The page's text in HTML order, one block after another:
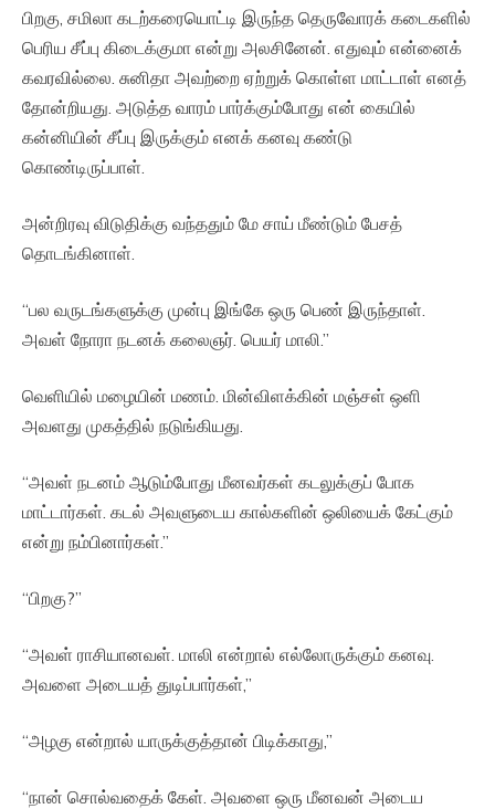
பிறகு, சமிலா கடற்கரையொட்டி இருந்த தெருவோரக் கடைகளில்
பெரிய சீப்பு கிடைக்குமா என்று அலசினேன். எதுவும் என்னைக்
கவரவில்லை. சுனிதா அவற்றை ஏற்றுக் கொள்ள மாட்டாள் எனத்
தோன்றியது. அடுத்த வாரம் பார்க்கும்போது என் கையில்
கன்னியின் சீப்பு இருக்கும் எனக் கனவு கண்டு
கொண்டிருப்பாள்.
அன்றிரவு விடுதிக்கு வந்ததும் மே சாய் மீண்டும் பேசத்
தொடங்கினாள்.
“பல வருடங்களுக்கு முன்பு இங்கே ஒரு பெண் இருந்தாள்.
அவள் நோரா நடனக் கலைஞர். பெயர் மாலி.”
வெளியில் மழையின் மணம். மின்விளக்கின் மஞ்சள் ஒளி
அவளது முகத்தில் நடுங்கியது.
“அவள் நடனம் ஆடும்போது மீனவர்கள் கடலுக்குப் போக
மாட்டார்கள். கடல் அவளுடைய கால்களின் ஒலியைக் கேட்கும்
என்று நம்பினார்கள்.”
“பிறகு?”
“அவள் ராசியானவள். மாலி என்றால் எல்லோருக்கும் கனவு.
அவளை அடையத் துடிப்பார்கள்,”
“அழகு என்றால் யாருக்குத்தான் பிடிக்காது,”
“நான் சொல்வதைக் கேள். அவளை ஒரு மீனவன் அடைய